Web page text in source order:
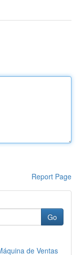
Report Page
Go
de Ventas